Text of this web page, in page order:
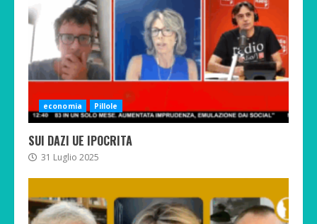
economia Pillole
SUI DAZI UE IPOCRITA
31 Luglio 2025